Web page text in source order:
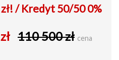
/ Kredyt 50/50 0%
zł 110 500 zł cena